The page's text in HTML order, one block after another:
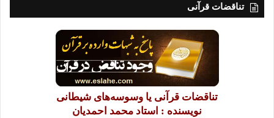
تناقضات قرآنی
تناقضات قرآنی یا وسوسه‌های شیطانی
نویسنده : استاد محمد احمدیان